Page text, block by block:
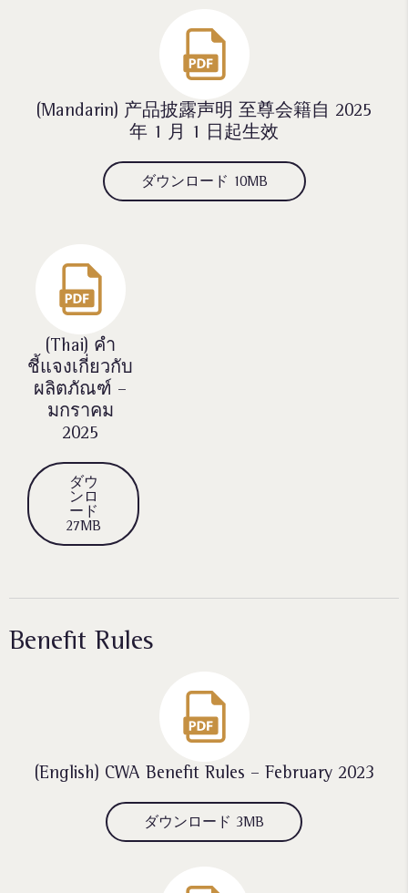
(Mandarin) 产品披露声明 至尊会籍自 2025
年 1 月 1 日起生效
ダウンロード 10MB
(Thai) คำ
ชี้แจงเกี่ยวกับ
ผลิตภัณฑ์ –
มกราคม
2025
ダウ
ンロ
ード
27MB
Benefit Rules
(English) CWA Benefit Rules – February 2023
ダウンロード 3MB